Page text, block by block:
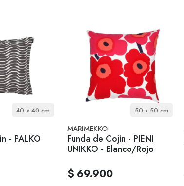
40 x 40 cm
- PALKO
50 x 50 cm
MARIMEKKO
Funda de Cojin - PIENI
UNIKKO - Blanco/Rojo
$ 69.900